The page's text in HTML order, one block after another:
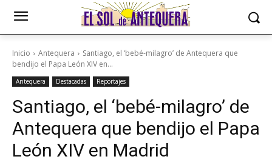
Inicio Antequera
Santiago, el ‘bebé-milagro’ de Antequera que
bendijo el Papa León XIV en...
Antequera Destacadas Reportajes
Santiago, el ‘bebé-milagro’ de
Antequera que bendijo el Papa
León XIV en Madrid